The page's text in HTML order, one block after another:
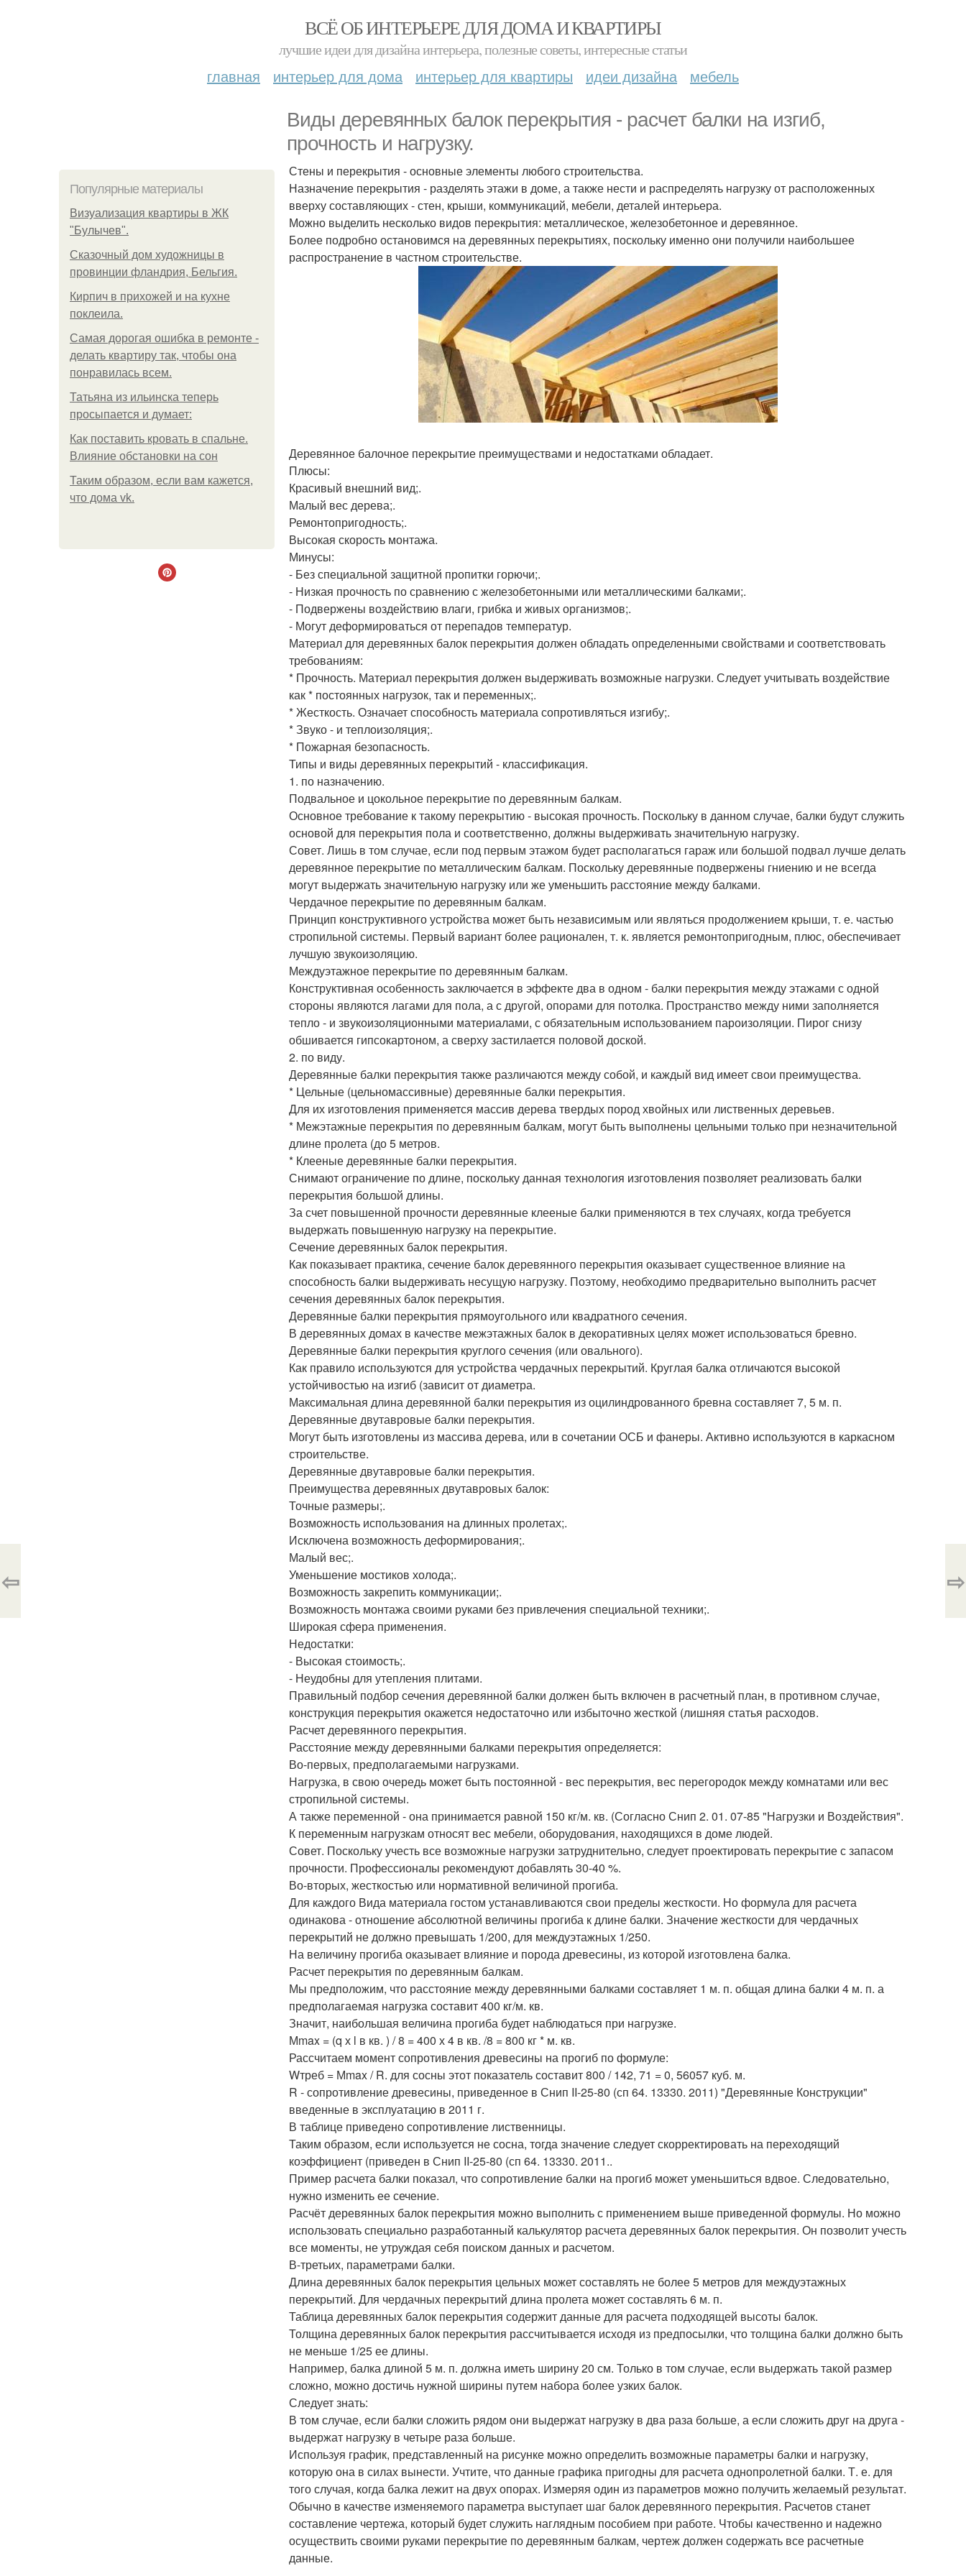
ВСЁ ОБ ИНТЕРЬЕРЕ ДЛЯ ДОМА И КВАРТИРЫ
лучшие идеи для дизайна интерьера, полезные советы, интересные статьи
главная интерьер для дома интерьер для квартиры идеи дизайна мебель
Виды деревянных балок перекрытия - расчет балки на изгиб,
прочность и нагрузку.
Популярные материалы
Визуализация квартиры в ЖК
"Булычев".
Сказочный дом художницы в
провинции фландрия, Бельгия.
Кирпич в прихожей и на кухне
поклеила.
Самая дорогая ошибка в ремонте -
делать квартиру так, чтобы она
понравилась всем.
Татьяна из ильинска теперь
просыпается и думает:
Как поставить кровать в спальне.
Влияние обстановки на сон
Таким образом, если вам кажется,
что дома vk.
Стены и перекрытия - основные элементы любого строительства.
Назначение перекрытия - разделять этажи в доме, а также нести и распределять нагрузку от расположенных
вверху составляющих - стен, крыши, коммуникаций, мебели, деталей интерьера.
Можно выделить несколько видов перекрытия: металлическое, железобетонное и деревянное.
Более подробно остановимся на деревянных перекрытиях, поскольку именно они получили наибольшее
распространение в частном строительстве.
Деревянное балочное перекрытие преимуществами и недостатками обладает.
Плюсы:
Красивый внешний вид;.
Малый вес дерева;.
Ремонтопригодность;.
Высокая скорость монтажа.
Минусы:
- Без специальной защитной пропитки горючи;.
- Низкая прочность по сравнению с железобетонными или металлическими балками;.
- Подвержены воздействию влаги, грибка и живых организмов;.
- Могут деформироваться от перепадов температур.
Материал для деревянных балок перекрытия должен обладать определенными свойствами и соответствовать
требованиям:
* Прочность. Материал перекрытия должен выдерживать возможные нагрузки. Следует учитывать воздействие
как * постоянных нагрузок, так и переменных;.
* Жесткость. Означает способность материала сопротивляться изгибу;.
* Звуко - и теплоизоляция;.
* Пожарная безопасность.
Типы и виды деревянных перекрытий - классификация.
1. по назначению.
Подвальное и цокольное перекрытие по деревянным балкам.
Основное требование к такому перекрытию - высокая прочность. Поскольку в данном случае, балки будут служить
основой для перекрытия пола и соответственно, должны выдерживать значительную нагрузку.
Совет. Лишь в том случае, если под первым этажом будет располагаться гараж или большой подвал лучше делать
деревянное перекрытие по металлическим балкам. Поскольку деревянные подвержены гниению и не всегда
могут выдержать значительную нагрузку или же уменьшить расстояние между балками.
Чердачное перекрытие по деревянным балкам.
Принцип конструктивного устройства может быть независимым или являться продолжением крыши, т. е. частью
стропильной системы. Первый вариант более рационален, т. к. является ремонтопригодным, плюс, обеспечивает
лучшую звукоизоляцию.
Междуэтажное перекрытие по деревянным балкам.
Конструктивная особенность заключается в эффекте два в одном - балки перекрытия между этажами с одной
стороны являются лагами для пола, а с другой, опорами для потолка. Пространство между ними заполняется
тепло - и звукоизоляционными материалами, с обязательным использованием пароизоляции. Пирог снизу
обшивается гипсокартоном, а сверху застилается половой доской.
2. по виду.
Деревянные балки перекрытия также различаются между собой, и каждый вид имеет свои преимущества.
* Цельные (цельномассивные) деревянные балки перекрытия.
Для их изготовления применяется массив дерева твердых пород хвойных или лиственных деревьев.
* Межэтажные перекрытия по деревянным балкам, могут быть выполнены цельными только при незначительной
длине пролета (до 5 метров.
* Клееные деревянные балки перекрытия.
Снимают ограничение по длине, поскольку данная технология изготовления позволяет реализовать балки
перекрытия большой длины.
За счет повышенной прочности деревянные клееные балки применяются в тех случаях, когда требуется
выдержать повышенную нагрузку на перекрытие.
Сечение деревянных балок перекрытия.
Как показывает практика, сечение балок деревянного перекрытия оказывает существенное влияние на
способность балки выдерживать несущую нагрузку. Поэтому, необходимо предварительно выполнить расчет
сечения деревянных балок перекрытия.
Деревянные балки перекрытия прямоугольного или квадратного сечения.
В деревянных домах в качестве межэтажных балок в декоративных целях может использоваться бревно.
Деревянные балки перекрытия круглого сечения (или овального).
Как правило используются для устройства чердачных перекрытий. Круглая балка отличаются высокой
устойчивостью на изгиб (зависит от диаметра.
Максимальная длина деревянной балки перекрытия из оцилиндрованного бревна составляет 7, 5 м. п.
Деревянные двутавровые балки перекрытия.
Могут быть изготовлены из массива дерева, или в сочетании ОСБ и фанеры. Активно используются в каркасном
строительстве.
Деревянные двутавровые балки перекрытия.
Преимущества деревянных двутавровых балок:
Точные размеры;.
Возможность использования на длинных пролетах;.
Исключена возможность деформирования;.
Малый вес;.
Уменьшение мостиков холода;.
Возможность закрепить коммуникации;.
Возможность монтажа своими руками без привлечения специальной техники;.
Широкая сфера применения.
Недостатки:
- Высокая стоимость;.
- Неудобны для утепления плитами.
Правильный подбор сечения деревянной балки должен быть включен в расчетный план, в противном случае,
конструкция перекрытия окажется недостаточно или избыточно жесткой (лишняя статья расходов.
Расчет деревянного перекрытия.
Расстояние между деревянными балками перекрытия определяется:
Во-первых, предполагаемыми нагрузками.
Нагрузка, в свою очередь может быть постоянной - вес перекрытия, вес перегородок между комнатами или вес
стропильной системы.
А также переменной - она принимается равной 150 кг/м. кв. (Согласно Снип 2. 01. 07-85 "Нагрузки и Воздействия".
К переменным нагрузкам относят вес мебели, оборудования, находящихся в доме людей.
Совет. Поскольку учесть все возможные нагрузки затруднительно, следует проектировать перекрытие с запасом
прочности. Профессионалы рекомендуют добавлять 30-40 %.
Во-вторых, жесткостью или нормативной величиной прогиба.
Для каждого Вида материала гостом устанавливаются свои пределы жесткости. Но формула для расчета
одинакова - отношение абсолютной величины прогиба к длине балки. Значение жесткости для чердачных
перекрытий не должно превышать 1/200, для междуэтажных 1/250.
На величину прогиба оказывает влияние и порода древесины, из которой изготовлена балка.
Расчет перекрытия по деревянным балкам.
Мы предположим, что расстояние между деревянными балками составляет 1 м. п. общая длина балки 4 м. п. а
предполагаемая нагрузка составит 400 кг/м. кв.
Значит, наибольшая величина прогиба будет наблюдаться при нагрузке.
Мmax = (q х l в кв. ) / 8 = 400 х 4 в кв. /8 = 800 кг * м. кв.
Рассчитаем момент сопротивления древесины на прогиб по формуле:
Wтреб = Мmax / R. для сосны этот показатель составит 800 / 142, 71 = 0, 56057 куб. м.
R - сопротивление древесины, приведенное в Снип II-25-80 (сп 64. 13330. 2011) "Деревянные Конструкции"
введенные в эксплуатацию в 2011 г.
В таблице приведено сопротивление лиственницы.
Таким образом, если используется не сосна, тогда значение следует скорректировать на переходящий
коэффициент (приведен в Снип II-25-80 (сп 64. 13330. 2011..
Пример расчета балки показал, что сопротивление балки на прогиб может уменьшиться вдвое. Следовательно,
нужно изменить ее сечение.
Расчёт деревянных балок перекрытия можно выполнить с применением выше приведенной формулы. Но можно
использовать специально разработанный калькулятор расчета деревянных балок перекрытия. Он позволит учесть
все моменты, не утруждая себя поиском данных и расчетом.
В-третьих, параметрами балки.
Длина деревянных балок перекрытия цельных может составлять не более 5 метров для междуэтажных
перекрытий. Для чердачных перекрытий длина пролета может составлять 6 м. п.
Таблица деревянных балок перекрытия содержит данные для расчета подходящей высоты балок.
Толщина деревянных балок перекрытия рассчитывается исходя из предпосылки, что толщина балки должно быть
не меньше 1/25 ее длины.
Например, балка длиной 5 м. п. должна иметь ширину 20 см. Только в том случае, если выдержать такой размер
сложно, можно достичь нужной ширины путем набора более узких балок.
Следует знать:
В том случае, если балки сложить рядом они выдержат нагрузку в два раза больше, а если сложить друг на друга -
выдержат нагрузку в четыре раза больше.
Используя график, представленный на рисунке можно определить возможные параметры балки и нагрузку,
которую она в силах вынести. Учтите, что данные графика пригодны для расчета однопролетной балки. Т. е. для
того случая, когда балка лежит на двух опорах. Измеряя один из параметров можно получить желаемый результат.
Обычно в качестве изменяемого параметра выступает шаг балок деревянного перекрытия. Расчетов станет
составление чертежа, который будет служить наглядным пособием при работе. Чтобы качественно и надежно
осуществить своими руками перекрытие по деревянным балкам, чертеж должен содержать все расчетные
данные.
⇦ ⇨